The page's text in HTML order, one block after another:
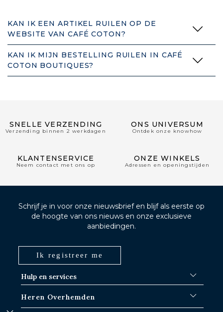
KAN IK EEN ARTIKEL RUILEN OP DE
WEBSITE VAN CAFÉ COTON?
KAN IK MIJN BESTELLING RUILEN IN CAFÉ
COTON BOUTIQUES?
SNELLE VERZENDING
Verzending binnen 2 werkdagen
ONS UNIVERSUM
Ontdek onze knowhow
KLANTENSERVICE
Neem contact met ons op
ONZE WINKELS
Adressen en openingstijden
Hulp en services
Verzendprocedures
Heren Overhemden
Schrijf je in voor onze nieuwsbrief en blijf als eerste op
de hoogte van ons nieuws en onze exclusieve
aanbiedingen.
Ik registreer me